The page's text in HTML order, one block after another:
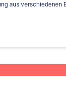
aus verschiedenen